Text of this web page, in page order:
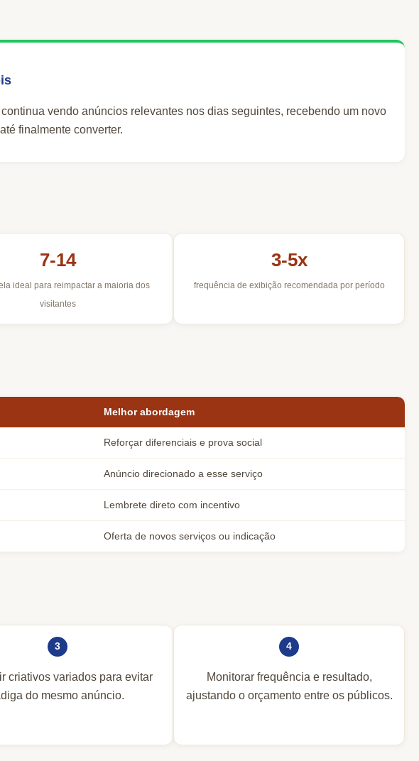
vendo anúncios relevantes nos dias seguintes, recebendo um novo
finalmente converter.
7-14
ideal para reimpactar a maioria dos
visitantes
3-5x
frequência de exibição recomendada por período
Melhor abordagem
Reforçar diferenciais e prova social
Anúncio direcionado a esse serviço
Lembrete direto com incentivo
Oferta de novos serviços ou indicação
3
criativos variados para evitar
do mesmo anúncio.
4
Monitorar frequência e resultado,
ajustando o orçamento entre os públicos.